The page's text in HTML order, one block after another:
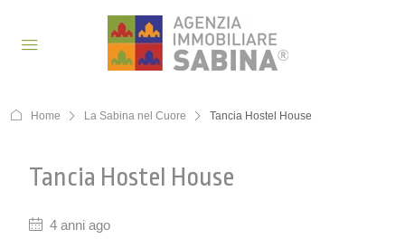
Home La Sabina nel Cuore Tancia Hostel House
Tancia Hostel House
4 anni ago